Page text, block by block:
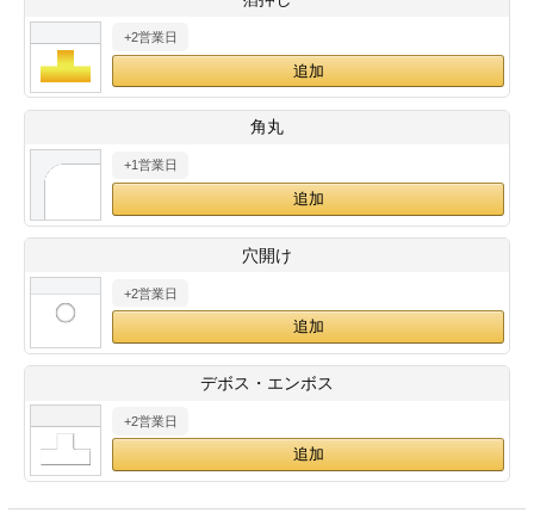
印刷
印刷
フォルダー
ファイル印刷
ァイル印刷
印刷
刷
名刺印刷
印刷
ムカード印刷
フォルダー
ファイル印刷
+2営業日
角丸
+1営業日
穴開け
+2営業日
デボス・エンボス
+2営業日